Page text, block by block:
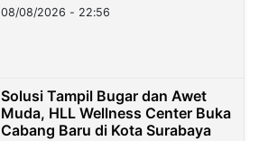
08/08/2026 - 22:56
Solusi Tampil Bugar dan Awet
Muda, HLL Wellness Center Buka
Cabang Baru di Kota Surabaya